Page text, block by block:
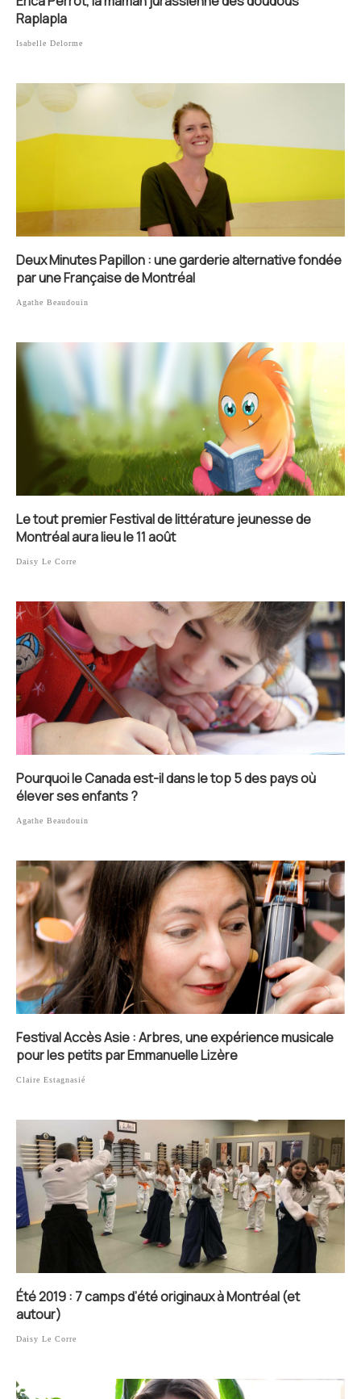
Raplapla
Isabelle Delorme
Deux Minutes Papillon : une garderie alternative fondée
par une Française de Montréal
Agathe Beaudouin
Le tout premier Festival de littérature jeunesse de
Montréal aura lieu le 11 août
Daisy Le Corre
Pourquoi le Canada est-il dans le top 5 des pays où
élever ses enfants ?
Agathe Beaudouin
Festival Accès Asie : Arbres, une expérience musicale
pour les petits par Emmanuelle Lizère
Claire Estagnasié
Été 2019 : 7 camps d’été originaux à Montréal (et
autour)
Daisy Le Corre